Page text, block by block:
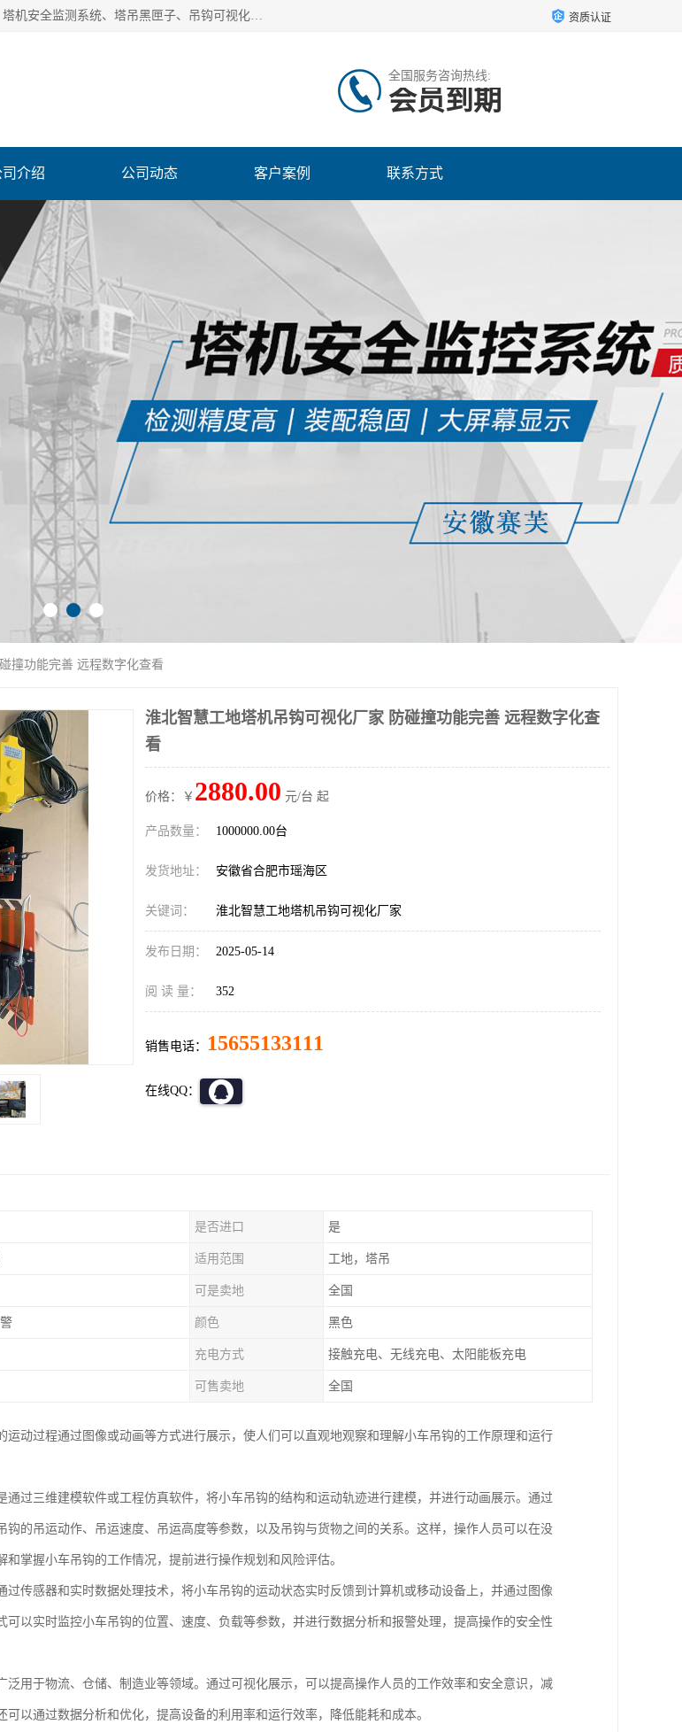
安徽赛芙智能科技有限公司是一家主营智慧化工地解决方案的企业，主营产品有：塔机安全监测系统、塔吊黑匣子、吊钩可视化、吊钩可视化系统、塔机安全监控系统、塔机黑匣子等。创建至今始终关注用户需求，为用户提供有的产品和服务。 资质认证
全国服务咨询热线:
会员到期
司介绍 公司动态 客户案例 联系方式
撞功能完善 远程数字化查看
淮北智慧工地塔机吊钩可视化厂家 防碰撞功能完善 远程数字化查
看
价格：￥ 2880.00 元/台 起
产品数量： 1000000.00台
发货地址： 安徽省合肥市瑶海区
关键词： 淮北智慧工地塔机吊钩可视化厂家
发布日期： 2025-05-14
阅 读 量： 352
销售电话： 15655133111
在线QQ：
是否进口 是
适用范围 工地，塔吊
可是卖地 全国
颜色 黑色
充电方式 接触充电、无线充电、太阳能板充电
可售卖地 全国
运动过程通过图像或动画等方式进行展示，使人们可以直观地观察和理解小车吊钩的工作原理和运行
通过三维建模软件或工程仿真软件，将小车吊钩的结构和运动轨迹进行建模，并进行动画展示。通过
钩的吊运动作、吊运速度、吊运高度等参数，以及吊钩与货物之间的关系。这样，操作人员可以在没
掌握小车吊钩的工作情况，提前进行操作规划和风险评估。
过传感器和实时数据处理技术，将小车吊钩的运动状态实时反馈到计算机或移动设备上，并通过图像
可以实时监控小车吊钩的位置、速度、负载等参数，并进行数据分析和报警处理，提高操作的安全性
泛用于物流、仓储、制造业等领域。通过可视化展示，可以提高操作人员的工作效率和安全意识，减
可以通过数据分析和优化，提高设备的利用率和运行效率，降低能耗和成本。